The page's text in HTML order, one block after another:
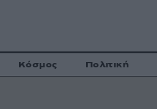
Κόσμος Πολιτική